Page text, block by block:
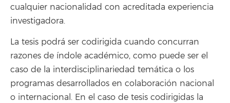
cualquier nacionalidad con acreditada experiencia
investigadora.
La tesis podrá ser codirigida cuando concurran
razones de índole académico, como puede ser el
caso de la interdisciplinariedad temática o los
programas desarrollados en colaboración nacional
o internacional. En el caso de tesis codirigidas la